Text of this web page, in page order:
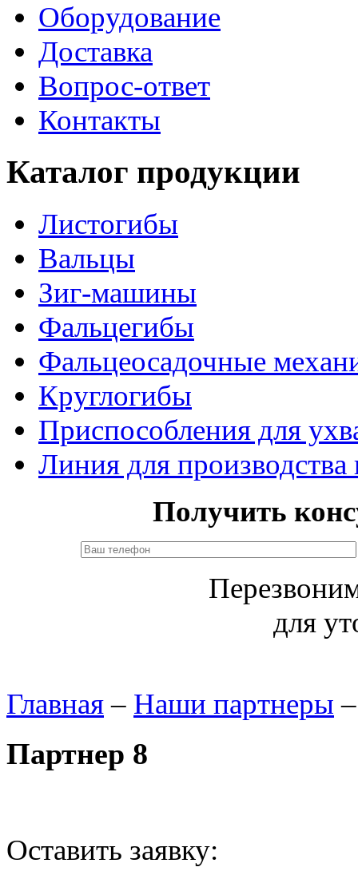
Оборудование
Доставка
Вопрос-ответ
Контакты
Каталог продукции
Листогибы
Вальцы
Зиг-машины
Фальцегибы
Фальцеосадочные
Круглогибы
Приспособления для
Линия для
Получить
для
Главная– Наши партнеры
Партнер 8
Оставить заявку: